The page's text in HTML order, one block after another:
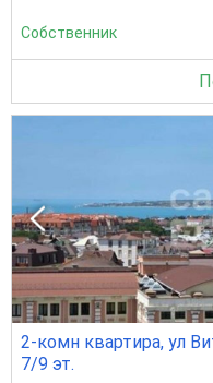
Собственник
2-комн квартира, ул
7/9 эт.